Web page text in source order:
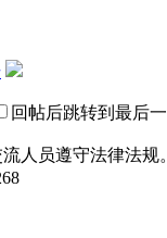
回帖后跳转到最后
人员遵守法律法规